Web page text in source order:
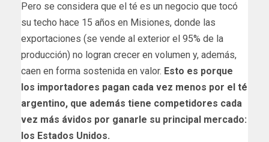
Pero se considera que el té es un negocio que tocó
su techo hace 15 años en Misiones, donde las
exportaciones (se vende al exterior el 95% de la
producción) no logran crecer en volumen y, además,
caen en forma sostenida en valor. Esto es porque
los importadores pagan cada vez menos por el té
argentino, que además tiene competidores cada
vez más ávidos por ganarle su principal mercado:
los Estados Unidos.